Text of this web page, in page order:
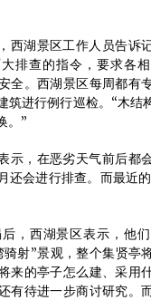
西湖景区工作人员告诉
排查的指令，要求各
全。西湖景区每周都有
筑进行例行巡检。“木结
。”
示，在恶劣天气前后都
还会进行排查。而最近
，西湖景区表示，他
射”景观，整个集贤亭
来的亭子怎么建、采用
有待进一步商讨研究。